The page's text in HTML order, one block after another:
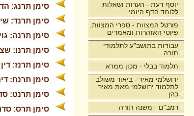
יוסף דעת - הערות ושאלות
ללומד הדף היומי
פורטל המצוות - ספרי המצוות,
פיוטי האזהרות ומאמרים
עבודות בתושב"ע לתלמודי
תורה
תלמוד בבלי - מכון ממרא
ירושלמי מאיר - ביאור משולב
לתלמוד ירושלמי מאת מאיר
כהן
רמב"ם - משנה תורה
סימן תרנג:
סימן תרנד:
סימן תרנה:
סימן תרנו:
סימן תרנז:
סימן תרנח:
סימן תרנט:
סימן תרס: